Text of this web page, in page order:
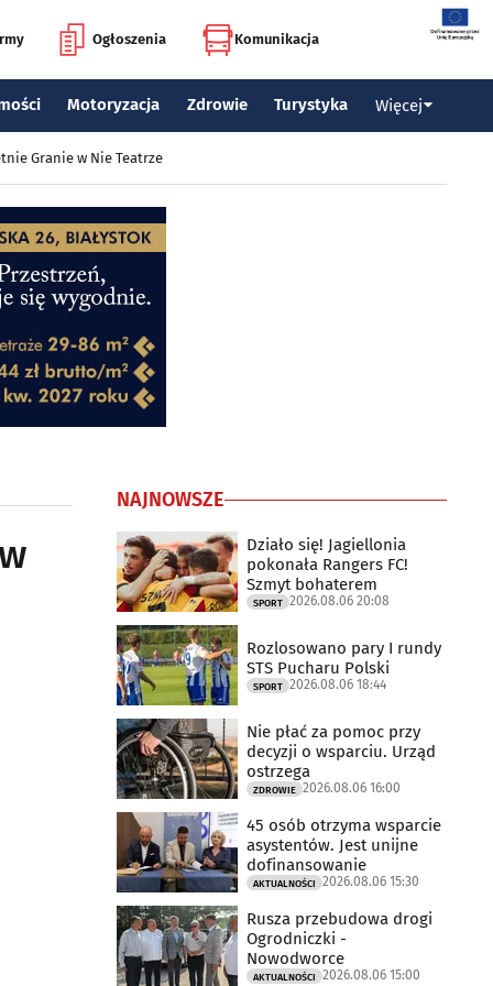
Ogłoszenia Komunikacja
Motoryzacja Zdrowie Turystyka Więcej
Granie w Nie Teatrze
NAJNOWSZE
Działo się! Jagiellonia
pokonała Rangers FC!
Szmyt bohaterem
SPORT 2026.08.06 20:08
Rozlosowano pary I rundy
STS Pucharu Polski
SPORT 2026.08.06 18:44
Nie płać za pomoc przy
decyzji o wsparciu. Urząd
ostrzega
ZDROWIE 2026.08.06 16:00
45 osób otrzyma wsparcie
asystentów. Jest unijne
dofinansowanie
AKTUALNOŚCI 2026.08.06 15:30
Rusza przebudowa drogi
Ogrodniczki -
Nowodworce
AKTUALNOŚCI 2026.08.06 15:00